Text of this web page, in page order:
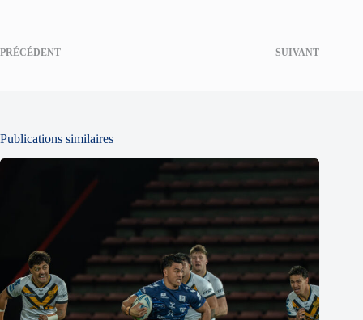
PRÉCÉDENT SUIVANT
Publications similaires